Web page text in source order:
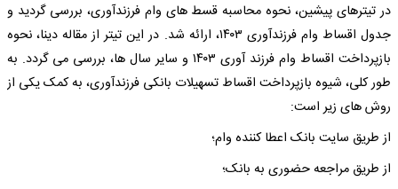
در تیترهای پیشین، نحوه محاسبه قسط های وام فرزندآوری، بررسی گردید و
جدول اقساط وام فرزندآوری ۱۴۰۳، ارائه شد. در این تیتر از مقاله دینا، نحوه
بازپرداخت اقساط وام فرزند آوری ۱۴۰۳ و سایر سال ها، بررسی می گردد. به
طور کلی، شیوه بازپرداخت اقساط تسهیلات بانکی فرزندآوری، به کمک یکی از
روش های زیر است:
از طریق سایت بانک اعطا کننده وام؛
از طریق مراجعه حضوری به بانک؛